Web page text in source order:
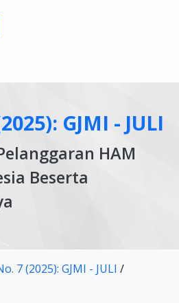
GJMI - JULI
HAM
Beserta
7 (2025): GJMI - JULI /